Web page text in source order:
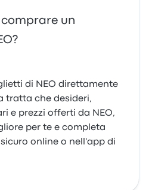
un
di NEO direttamente
tratta che desideri,
e prezzi offerti da NEO,
per te e completa
online o nell'app di